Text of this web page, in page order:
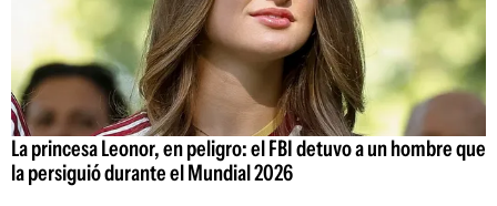
La princesa Leonor, en peligro: el FBI detuvo a un hombre que
la persiguió durante el Mundial 2026